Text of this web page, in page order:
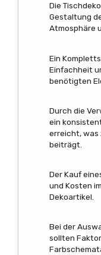
Die
Gestaltung
Atmosphäre
Ein
Einfachheit
benötigten
Durch die
ein
erreicht, was
beiträgt.
Der Kauf
und Kosten
Dekoartikel.
Bei der
sollten